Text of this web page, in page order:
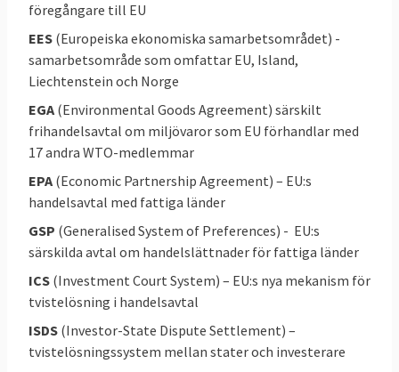
Handel är så kallad exklusiv EU-kompetens
vilket betyder att Sverige inte kan teckna
egna handelsavtal utan det är unionen som
sådan, efter beslut av ländernas
handelsministrar och Europaparlamentet,
som ingår avtal med icke-EU-länder. Alla
handelsregler mot omvärlden.
EU-kommissionen förhandlar för EU:s
räkning efter mandat från
medlemsländernas handelsministrar.
Avtalen måste godkännas av
handelsministrarna och Europaparlamentet.
För de nya och juridiskt mer omfattande
föregångare till EU
EES (Europeiska ekonomiska samarbetsområdet) -
samarbetsområde som omfattar EU, Island,
Liechtenstein och Norge
EGA (Environmental Goods Agreement) särskilt
frihandelsavtal om miljövaror som EU förhandlar med
17 andra WTO-medlemmar
EPA (Economic Partnership Agreement) – EU:s
handelsavtal med fattiga länder
GSP (Generalised System of Preferences) - EU:s
särskilda avtal om handelslättnader för fattiga länder
ICS (Investment Court System) – EU:s nya mekanism för
tvistelösning i handelsavtal
ISDS (Investor-State Dispute Settlement) –
tvistelösningssystem mellan stater och investerare